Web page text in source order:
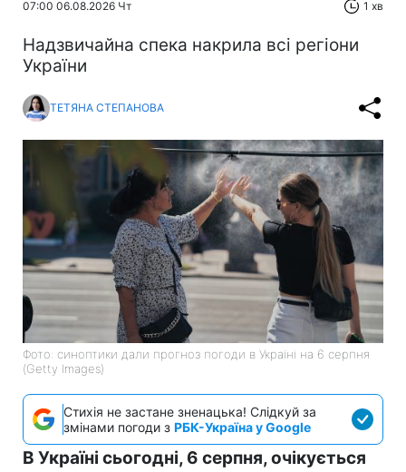
07:00 06.08.2026 Чт 1 хв
Надзвичайна спека накрила всі регіони
України
ТЕТЯНА СТЕПАНОВА
Фото: синоптики дали прогноз погоди в Україні на 6 серпня
(Getty Images)
Стихія не застане зненацька! Слідкуй за
змінами погоди з РБК-Україна у Google
В Україні сьогодні, 6 серпня, очікується